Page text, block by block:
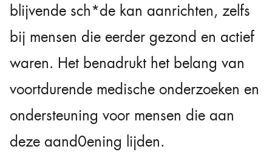
blijvende sch*de kan aanrichten, zelfs
bij mensen die eerder gezond en actief
waren. Het benadrukt het belang van
voortdurende medische onderzoeken en
ondersteuning voor mensen die aan
deze aand0ening lijden.